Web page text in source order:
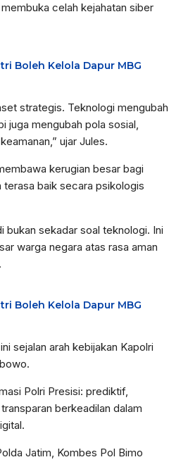
celah kejahatan siber
Boleh Kelola Dapur MBG
strategis. Teknologi mengubah
juga mengubah pola sosial,
ujar Jules.
kerugian besar bagi
terasa baik secara psikologis
bukan sekadar soal teknologi. Ini
warga negara atas rasa aman
Boleh Kelola Dapur MBG
sejalan arah kebijakan Kapolri
Polri Presisi: prediktif,
berkeadilan dalam
Jatim, Kombes Pol Bimo